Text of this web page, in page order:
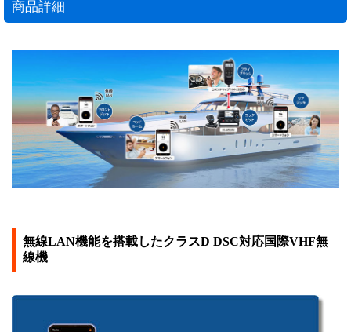
商品詳細
無線LAN機能を搭載したクラスD DSC対応国際VHF無
線機